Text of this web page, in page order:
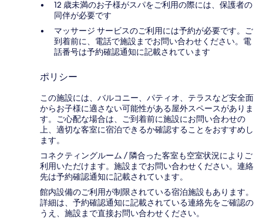
12 歳未満のお子様がスパをご利用の際には、保護者の
同伴が必要です
マッサージ サービスのご利用には予約が必要です。ご
到着前に、電話で施設までお問い合わせください。電
話番号は予約確認通知に記載されています
ポリシー
この施設には、バルコニー、パティオ、テラスなど安全面
からお子様に適さない可能性がある屋外スペースがありま
す。ご心配な場合は、ご到着前に施設にお問い合わせの
上、適切な客室に宿泊できるか確認することをおすすめし
ます。
コネクティングルーム / 隣合った客室も空室状況によりご
利用いただけます。施設までお問い合わせください。連絡
先は予約確認通知に記載されています。
館内設備のご利用が制限されている宿泊施設もあります。
詳細は、予約確認通知に記載されている連絡先をご確認の
うえ、施設まで直接お問い合わせください。